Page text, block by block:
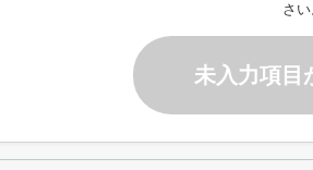
さい
未入力項目